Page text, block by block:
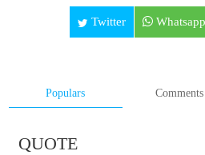
Twitter Whatsapp
Populars Comments
QUOTE